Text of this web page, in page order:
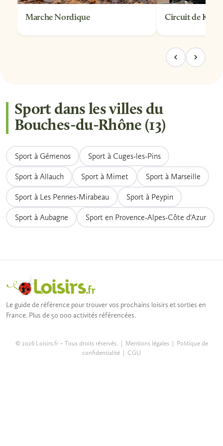
Marche Nordique Circuit de
Sport dans les villes du
Bouches-du-Rhône (13)
Sport à Gémenos Sport à Cuges-les-Pins
Sport à Allauch Sport à Mimet Sport à Marseille
Sport à Les Pennes-Mirabeau Sport à Peypin
Sport à Aubagne Sport en Provence-Alpes-Côte d'Azur
Le guide de référence pour trouver vos prochains loisirs et sorties en
France. Plus de 50 000 activités référencées.
© 2026 Loisirs.fr – Tous droits réservés. | Mentions légales| Politique de
confidentialité | CGU